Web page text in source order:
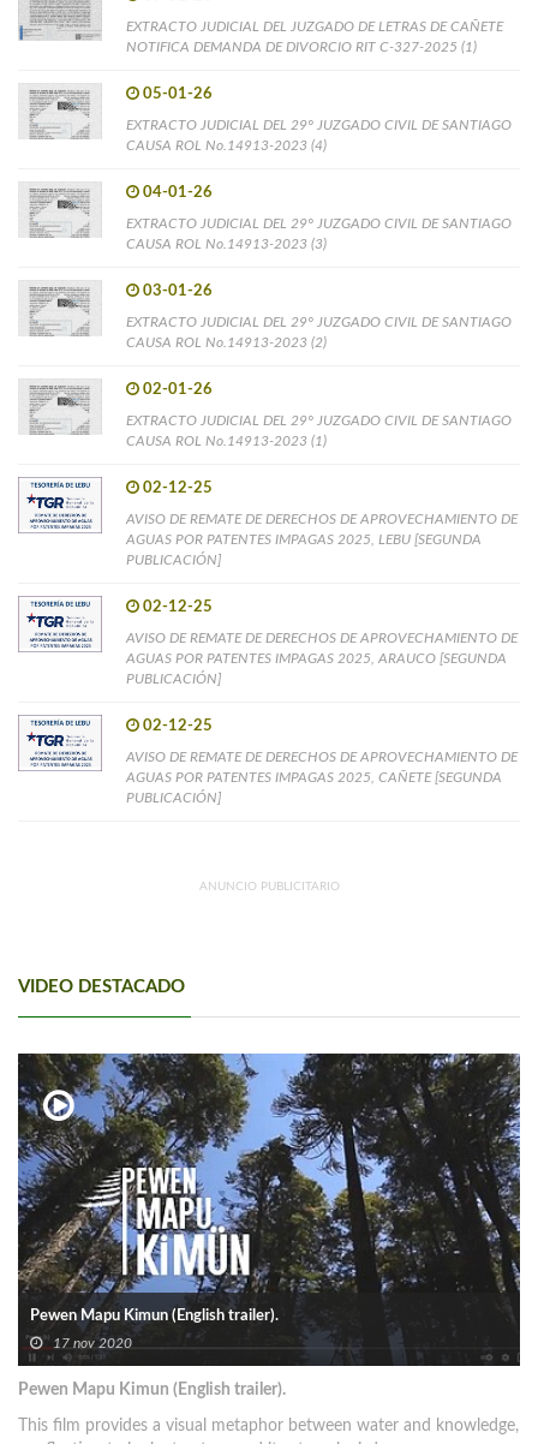
EXTRACTO JUDICIAL DEL JUZGADO DE LETRAS DE CAÑETE
NOTIFICA DEMANDA DE DIVORCIO RIT C-327-2025 (1)
05-01-26
EXTRACTO JUDICIAL DEL 29° JUZGADO CIVIL DE SANTIAGO
CAUSA ROL No.14913-2023 (4)
04-01-26
EXTRACTO JUDICIAL DEL 29° JUZGADO CIVIL DE SANTIAGO
CAUSA ROL No.14913-2023 (3)
03-01-26
EXTRACTO JUDICIAL DEL 29° JUZGADO CIVIL DE SANTIAGO
CAUSA ROL No.14913-2023 (2)
02-01-26
EXTRACTO JUDICIAL DEL 29° JUZGADO CIVIL DE SANTIAGO
CAUSA ROL No.14913-2023 (1)
02-12-25
AVISO DE REMATE DE DERECHOS DE APROVECHAMIENTO DE
AGUAS POR PATENTES IMPAGAS 2025, LEBU [SEGUNDA
PUBLICACIÓN]
02-12-25
AVISO DE REMATE DE DERECHOS DE APROVECHAMIENTO DE
AGUAS POR PATENTES IMPAGAS 2025, ARAUCO [SEGUNDA
PUBLICACIÓN]
02-12-25
AVISO DE REMATE DE DERECHOS DE APROVECHAMIENTO DE
AGUAS POR PATENTES IMPAGAS 2025, CAÑETE [SEGUNDA
PUBLICACIÓN]
ANUNCIO PUBLICITARIO
VIDEO DESTACADO
Pewen Mapu Kimun (English trailer).
17 nov 2020
Pewen Mapu Kimun (English trailer).
This film provides a visual metaphor between water and knowledge,